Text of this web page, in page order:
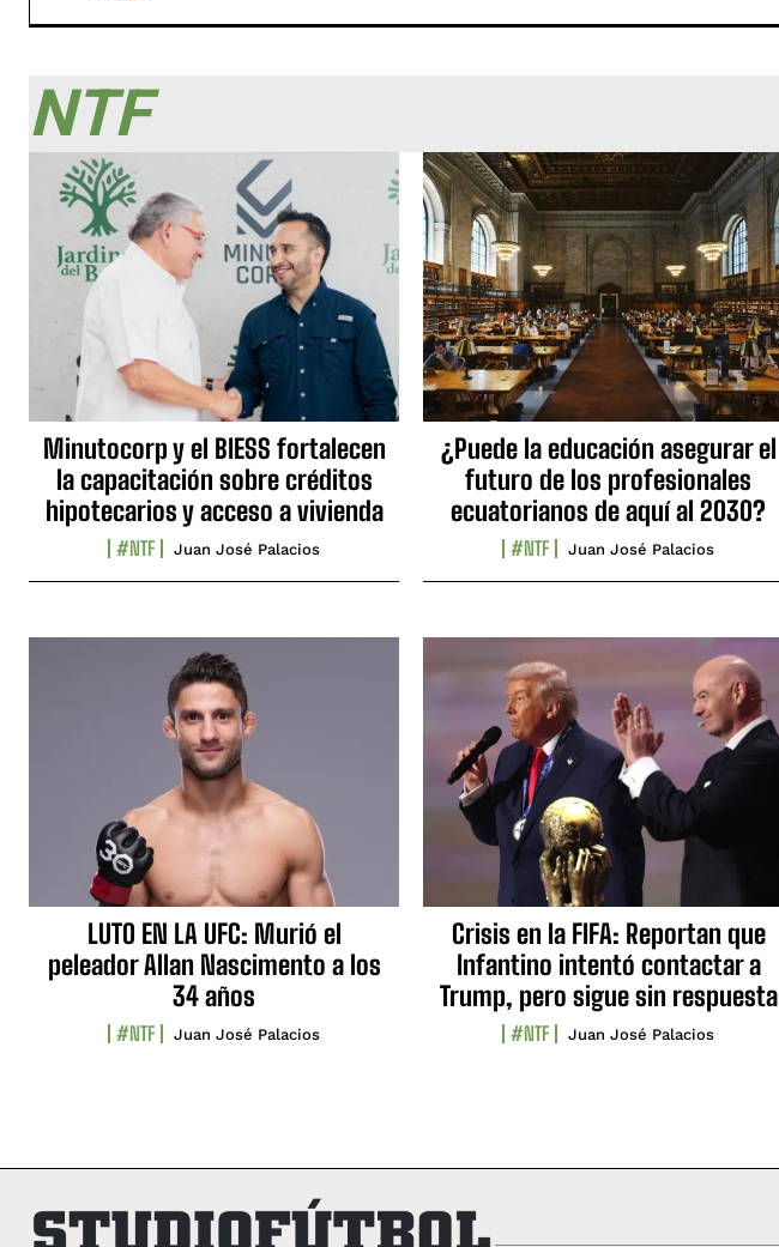
NTF
Minutocorp y el BIESS fortalecen
la capacitación sobre créditos
hipotecarios y acceso a vivienda
#NTF Juan José Palacios
¿Puede la educación asegurar el
futuro de los profesionales
ecuatorianos de aquí al 2030?
#NTF Juan José Palacios
LUTO EN LA UFC: Murió el
peleador Allan Nascimento a los
34 años
#NTF Juan José Palacios
Crisis en la FIFA: Reportan que
Infantino intentó contactar a
Trump, pero sigue sin respuesta
#NTF Juan José Palacios